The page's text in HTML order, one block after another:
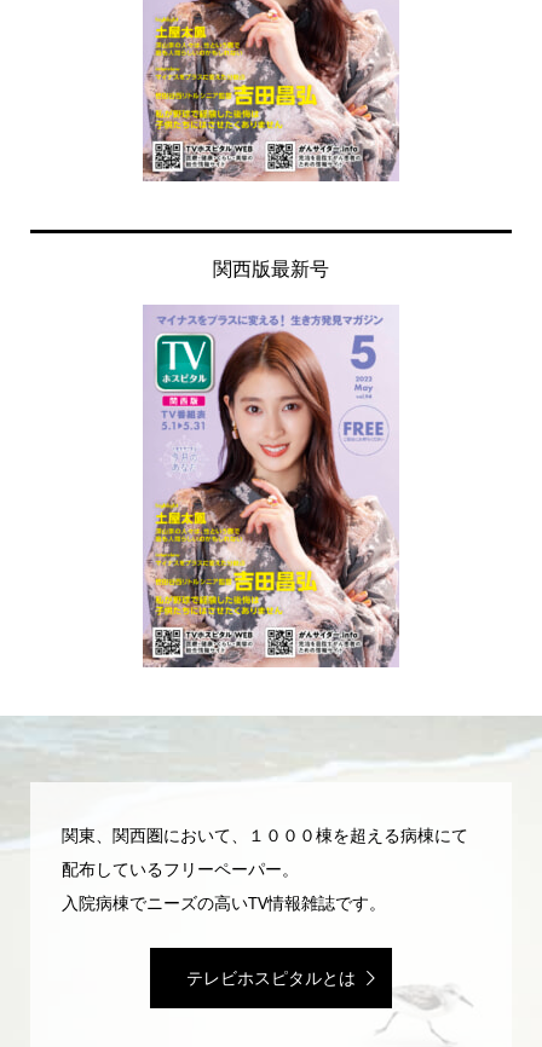
関西版最新号
関東、関西圏において、１０００棟を超える病棟にて
配布しているフリーペーパー。
入院病棟でニーズの高いTV情報雑誌です。
テレビホスピタルとは